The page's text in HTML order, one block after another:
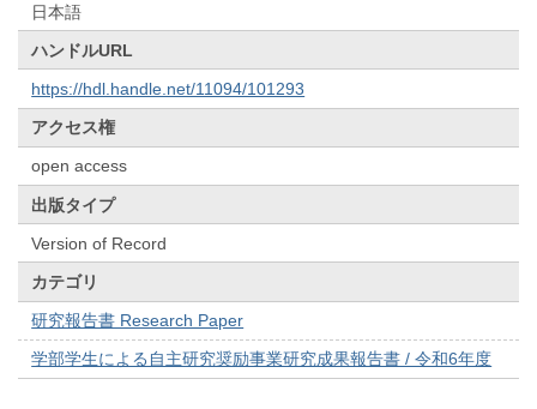
日本語
ハンドルURL
https://hdl.handle.net/11094/101293
アクセス権
open access
出版タイプ
Version of Record
カテゴリ
研究報告書 Research Paper
学部学生による自主研究奨励事業研究成果報告書 / 令和6年度